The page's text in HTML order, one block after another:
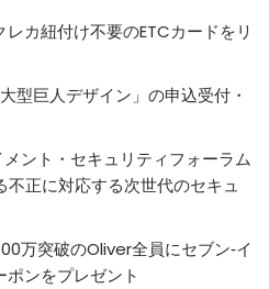
カ紐付け不要のETCカードをリ
型巨人デザイン」の申込受付・
ント・セキュリティフォーラム
正に対応する次世代のセキュ
万突破のOliver全員にセブン‐イ
ンをプレゼント